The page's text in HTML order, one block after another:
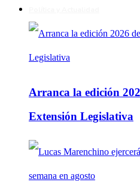
Arranca la edición
Extensión Legislativa